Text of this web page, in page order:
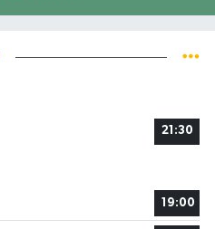
21:30
19:00